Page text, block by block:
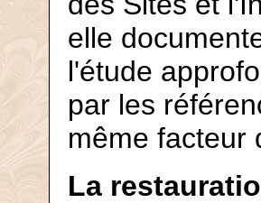
elle
l'étude
par les
même facteur
La